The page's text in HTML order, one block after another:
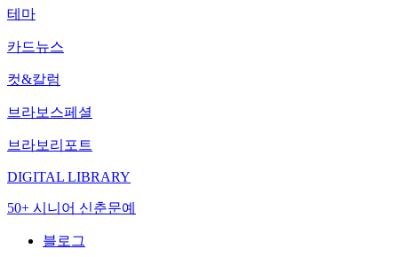
테마
카드뉴스
컷&칼럼
브라보스페셜
브라보리포트
DIGITAL LIBRARY
50+ 시니어 신춘문예
블로그